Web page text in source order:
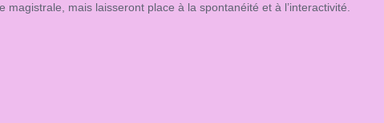
mais laisseront place à la spontanéité et à l’interactivité.